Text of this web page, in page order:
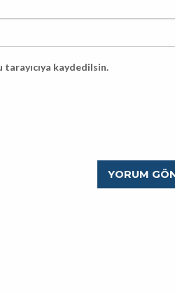
kaydedilsin.